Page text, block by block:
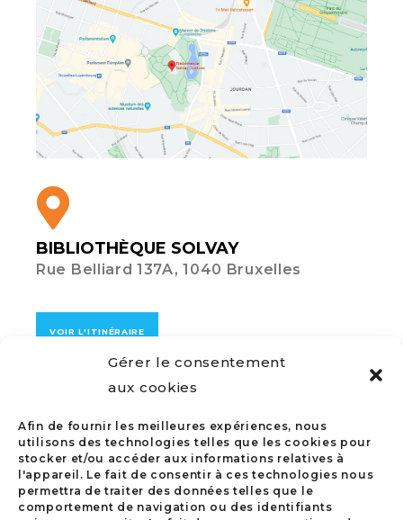
Gérer le consentement
aux cookies
Afin de fournir les meilleures expériences, nous
utilisons des technologies telles que les cookies pour
stocker et/ou accéder aux informations relatives à
l'appareil. Le fait de consentir à ces technologies nous
permettra de traiter des données telles que le
comportement de navigation ou des identifiants
BIBLIOTHÈQUE SOLVAY
Rue Belliard 137A, 1040 Bruxelles
VOIR L'ITINÉRAIRE
QUESTIONS SUR L’ÉVÈNEMENT
Conseil des Notariats de l’Union